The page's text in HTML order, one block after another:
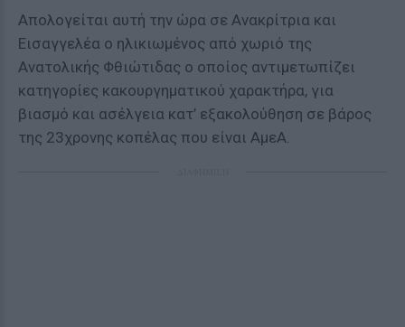
Απολογείται αυτή την ώρα σε Ανακρίτρια και
Εισαγγελέα ο ηλικιωμένος από χωριό της
Ανατολικής Φθιώτιδας ο οποίος αντιμετωπίζει
κατηγορίες κακουργηματικού χαρακτήρα, για
βιασμό και ασέλγεια κατ’ εξακολούθηση σε βάρος
της 23χρονης κοπέλας που είναι ΑμεΑ.